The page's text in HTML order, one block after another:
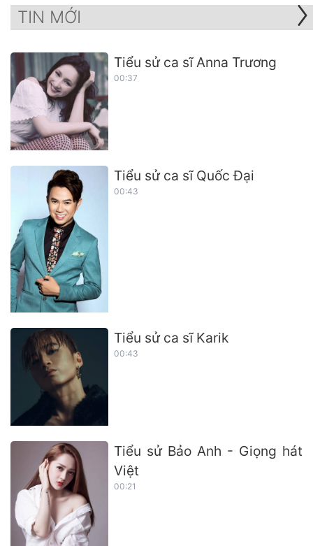
TIN MỚI
Tiểu sử ca sĩ Anna Trương
00:37
Tiểu sử ca sĩ Quốc Đại
00:43
Tiểu sử ca sĩ Karik
00:43
Tiểu sử Bảo Anh - Giọng hát
Việt
00:21